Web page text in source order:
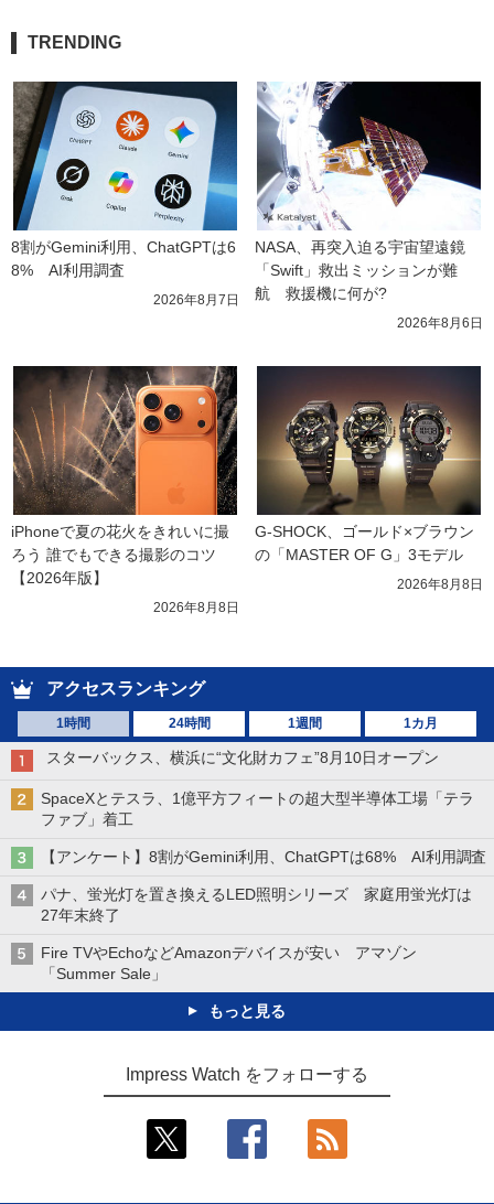
TRENDING
8割がGemini利用、ChatGPTは6
8%　AI利用調査
2026年8月7日
NASA、再突入迫る宇宙望遠鏡
「Swift」救出ミッションが難
航　救援機に何が?
2026年8月6日
iPhoneで夏の花火をきれいに撮
ろう 誰でもできる撮影のコツ
【2026年版】
2026年8月8日
G-SHOCK、ゴールド×ブラウン
の「MASTER OF G」3モデル
2026年8月8日
アクセスランキング
1時間 24時間 1週間 1カ月
スターバックス、横浜に“文化財カフェ”8月10日オープン
SpaceXとテスラ、1億平方フィートの超大型半導体工場「テラ
ファブ」着工
【アンケート】8割がGemini利用、ChatGPTは68% AI利用調査
パナ、蛍光灯を置き換えるLED照明シリーズ 家庭用蛍光灯は
27年末終了
Fire TVやEchoなどAmazonデバイスが安い アマゾン
「Summer Sale」
もっと見る
Impress Watch をフォローする